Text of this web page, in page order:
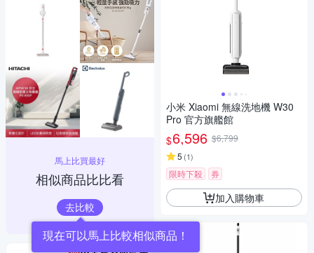
馬上比買最好
相似商品比比看
去比較
現在可以馬上比較相似商品！
小米 Xiaomi 無線洗地機 W30
Pro 官方旗艦館
$6,596 $6,799
5 (1)
限時下殺 券
加入購物車